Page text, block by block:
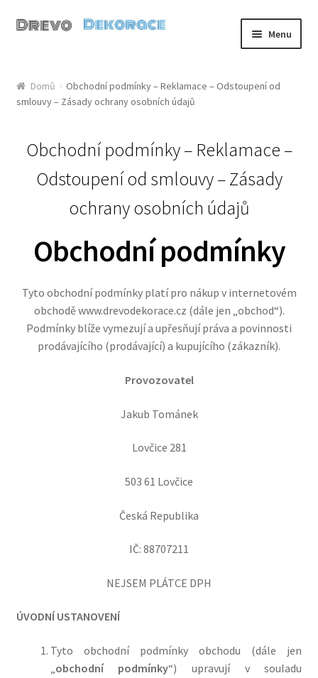
Přeskočit
Přejít
webu
Menu
NAROZENÍ DÍTĚTE
NÁPISY
GALANTERIE
VELIKONOCE
PODZIM
VÁNOCE
Domů
Obchodní podmínky – Reklamace – Odstoupení od
smlouvy – Zásady ochrany osobních údajů
Obchodní podmínky – Reklamace –
Odstoupení od smlouvy – Zásady
ochrany osobních údajů
Obchodní podmínky
Tyto obchodní podmínky platí pro nákup v internetovém
obchodě www.drevodekorace.cz (dále jen „obchod“).
Podmínky blíže vymezují a upřesňují práva a povinnosti
prodávajícího (prodávající) a kupujícího (zákazník).
Provozovatel
Jakub Tománek
Lovčice 281
503 61 Lovčice
Česká Republika
IČ: 88707211
NEJSEM PLÁTCE DPH
ÚVODNÍ USTANOVENÍ
Tyto obchodní podmínkyobchodu (dále jen
„obchodní podmínky“) upravují v souladu